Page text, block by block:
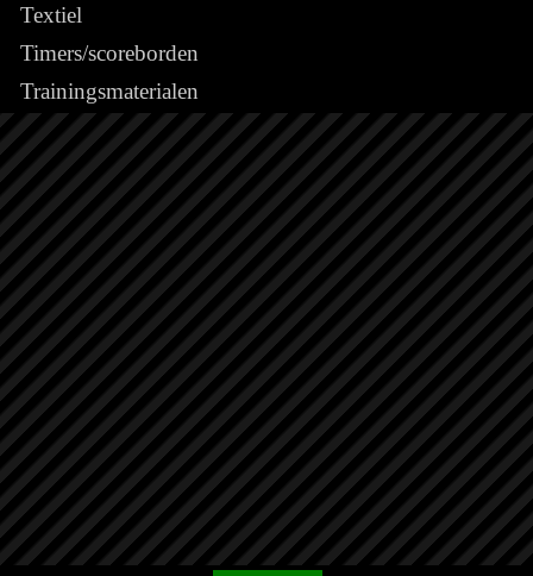
Textiel
Timers/scoreborden
Trainingsmaterialen